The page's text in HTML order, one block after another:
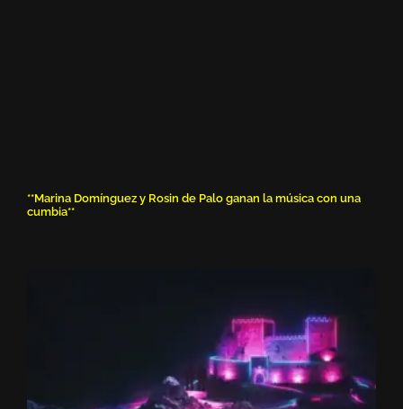
**Marina Domínguez y Rosin de Palo ganan la música con una
cumbia**